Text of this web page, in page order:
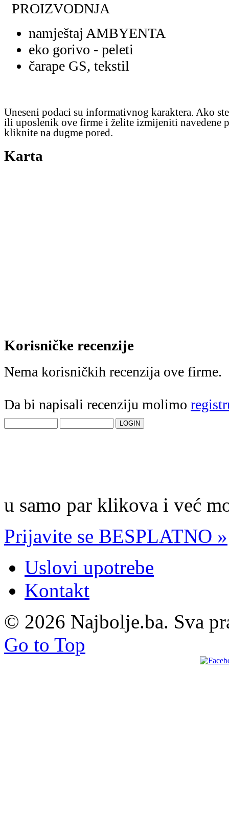
PROIZVODNJA
namještaj AMBYENTA
eko gorivo - peleti
čarape GS, tekstil
Uneseni podaci su informativnog karaktera. Ako
ili uposlenik ove firme i želite izmijeniti navedene
kliknite na dugme pored.
Karta
Korisničke recenzije
Nema korisničkih recenzija ove firme.
Da bi napisali recenziju molimo
u samo par klikova i već
Prijavite se BESPLATNO »
Uslovi upotrebe
Kontakt
© 2026 Najbolje.ba. Sva
Go to Top